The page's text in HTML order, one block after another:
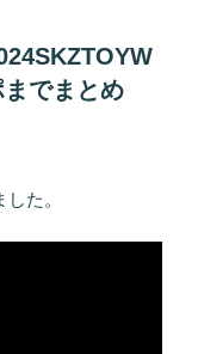
でまとめ
た。